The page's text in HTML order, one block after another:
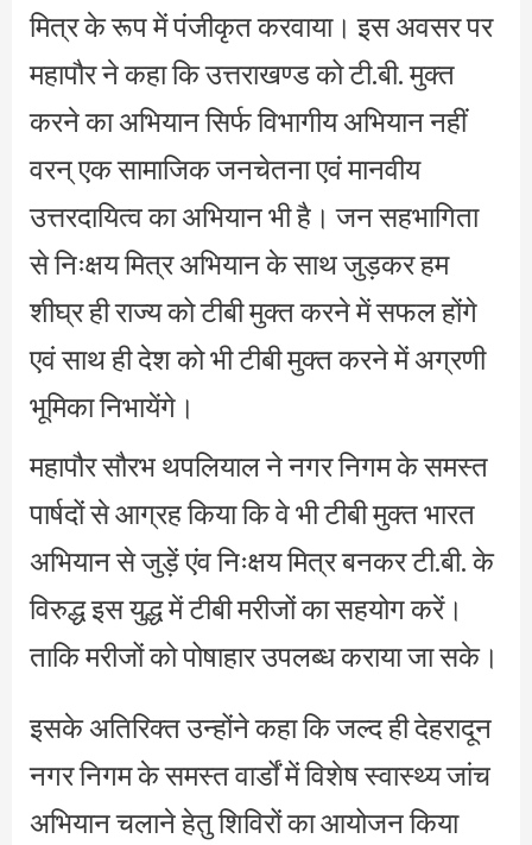
मित्र के रूप में पंजीकृत करवाया। इस अवसर पर
महापौर ने कहा कि उत्तराखण्ड को टी.बी. मुक्त
करने का अभियान सिर्फ विभागीय अभियान नहीं
वरन् एक सामाजिक जनचेतना एवं मानवीय
उत्तरदायित्व का अभियान भी है। जन सहभागिता
से निःक्षय मित्र अभियान के साथ जुड़कर हम
शीघ्र ही राज्य को टीबी मुक्त करने में सफल होंगे
एवं साथ ही देश को भी टीबी मुक्त करने में अग्रणी
भूमिका निभायेंगे।
महापौर सौरभ थपलियाल ने नगर निगम के समस्त
पार्षदों से आग्रह किया कि वे भी टीबी मुक्त भारत
अभियान से जुड़ें एंव निःक्षय मित्र बनकर टी.बी. के
विरुद्ध इस युद्ध में टीबी मरीजों का सहयोग करें।
ताकि मरीजों को पोषाहार उपलब्ध कराया जा सके।
इसके अतिरिक्त उन्होंने कहा कि जल्द ही देहरादून
नगर निगम के समस्त वार्डों में विशेष स्वास्थ्य जांच
अभियान चलाने हेतु शिविरों का आयोजन किया